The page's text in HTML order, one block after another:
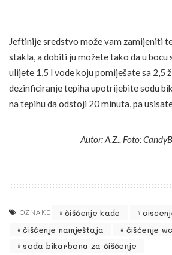
Jeftinije sredstvo može vam zamijeniti
stakla, a dobiti ju možete tako da u bocu
ulijete 1,5 l vode koju pomiješate sa 2,5
dezinficiranje tepiha upotrijebite sodu
na tepihu da odstoji 20 minuta, pa
Autor: A.Z., Foto:
OZNAKE čišćenje kade
čišćenje namještaja
čišćenje
soda bikarbona za čišćenje